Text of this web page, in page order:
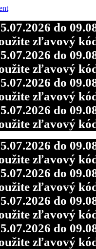
do
zľavový
do
zľavový
do
zľavový
do
zľavový
do
zľavový
do
zľavový
do
zľavový
do
zľavový